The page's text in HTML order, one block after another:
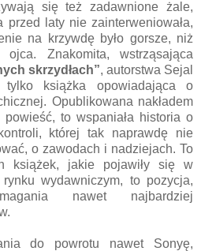
się też zadawnione żale,
przed laty nie zainterweniowała,
na krzywdę było gorsze, niż
Znakomita, wstrząsająca
skrzydłach”, autorstwa Sejal
książka opowiadająca o
Opublikowana nakładem
to wspaniała historia o
której tak naprawdę nie
o zawodach i nadziejach. To
książek, jakie pojawiły się w
wydawniczym, to pozycja,
nawet najbardziej
do powrotu nawet Sonyę,